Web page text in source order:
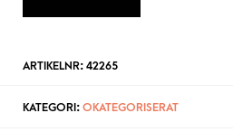
ARTIKELNR: 42265
KATEGORI: OKATEGORISERAT